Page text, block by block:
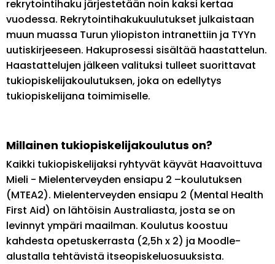
rekrytointihaku järjestetään noin kaksi kertaa
vuodessa. Rekrytointihakukuulutukset julkaistaan
muun muassa Turun yliopiston intranettiin ja TYYn
uutiskirjeeseen. Hakuprosessi sisältää haastattelun.
Haastattelujen jälkeen valituksi tulleet suorittavat
tukiopiskelijakoulutuksen, joka on edellytys
tukiopiskelijana toimimiselle.
Millainen tukiopiskelijakoulutus on?
Kaikki tukiopiskelijaksi ryhtyvät käyvät Haavoittuva
Mieli - Mielenterveyden ensiapu 2 –koulutuksen
(MTEA2). Mielenterveyden ensiapu 2 (Mental Health
First Aid) on lähtöisin Australiasta, josta se on
levinnyt ympäri maailman. Koulutus koostuu
kahdesta opetuskerrasta (2,5h x 2) ja Moodle-
alustalla tehtävistä itseopiskeluosuuksista.